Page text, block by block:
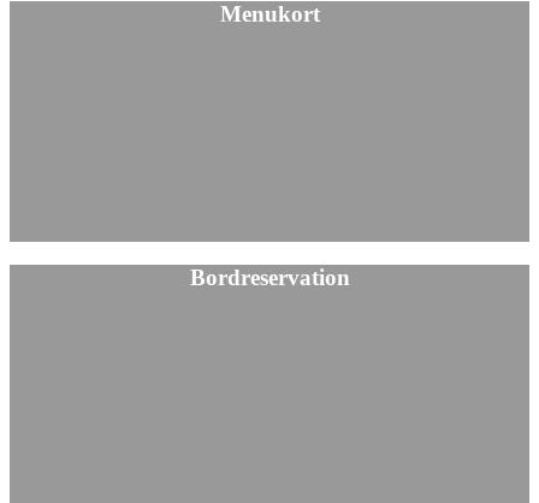
Menukort
Bordreservation